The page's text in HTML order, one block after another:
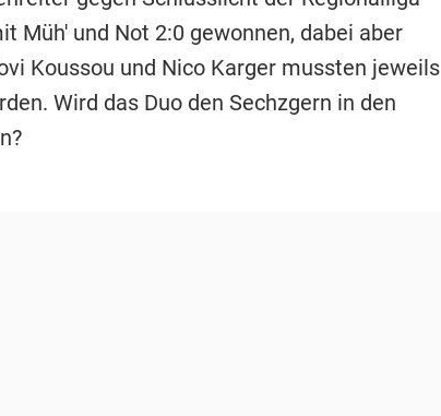
Müh' und Not 2:0 gewonnen, dabei aber
Koussou und Nico Karger mussten jeweils
Wird das Duo den Sechzgern in den